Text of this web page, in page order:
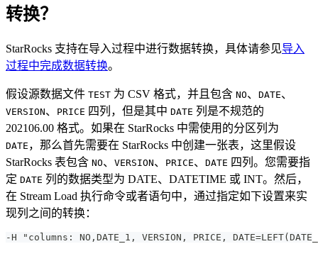
转换？
StarRocks 支持在导入过程中进行数据转换，具体请参见导入
过程中完成数据转换。
假设源数据文件 TEST 为 CSV 格式，并且包含 NO、 DATE、
VERSION、 PRICE 四列，但是其中 DATE 列是不规范的
202106.00 格式。如果在 StarRocks 中需使用的分区列为
DATE ，那么首先需要在 StarRocks 中创建一张表，这里假设
StarRocks 表包含 NO、 VERSION、 PRICE、 DATE 四列。您需要指
定 DATE 列的数据类型为 DATE、DATETIME 或 INT。然后，
在 Stream Load 执行命令或者语句中，通过指定如下设置来实
现列之间的转换：
-H "columns: NO,DATE_1, VERSION, PRICE,